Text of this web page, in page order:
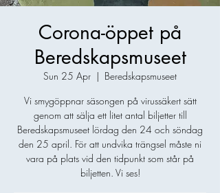
Corona-öppet på
Beredskapsmuseet
Sun 25 Apr
  |
Beredskapsmuseet
Vi smygöppnar säsongen på virussäkert sätt
genom att sälja ett litet antal biljetter till
Beredskapsmuseet lördag den 24 och söndag
den 25 april. För att undvika trängsel måste ni
vara på plats vid den tidpunkt som står på
biljetten. Vi ses!